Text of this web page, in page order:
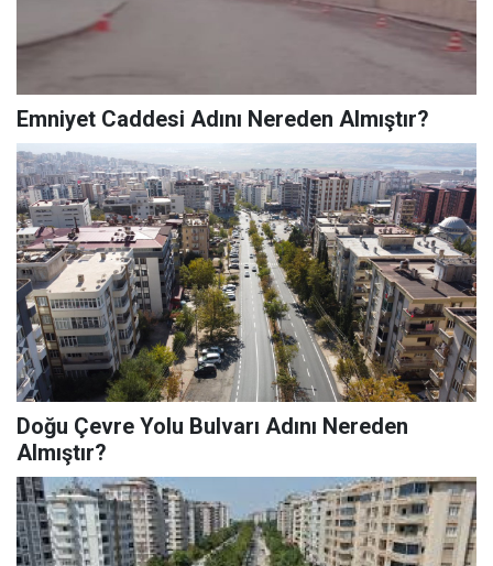
Emniyet Caddesi Adını Nereden Almıştır?
Doğu Çevre Yolu Bulvarı Adını Nereden
Almıştır?